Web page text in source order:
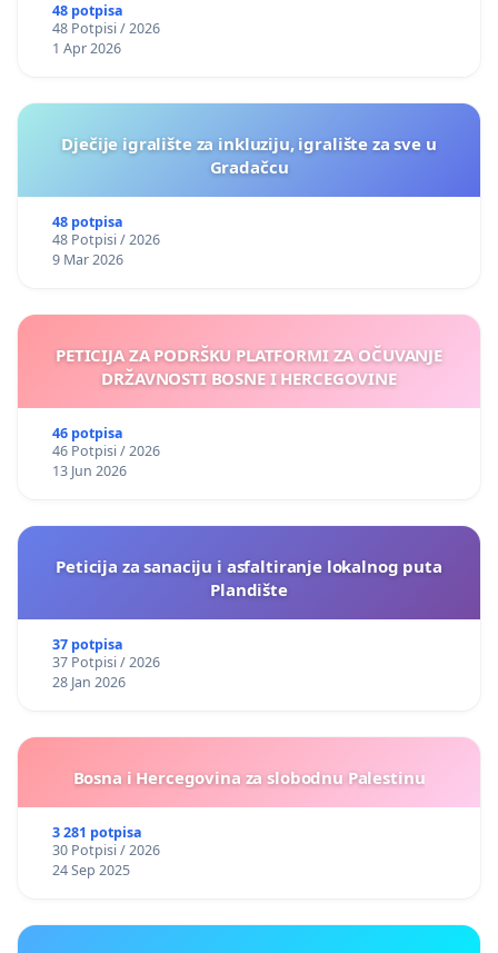
48 potpisa
48 Potpisi / 2026
1 Apr 2026
Dječije igralište za inkluziju, igralište za sve u
Gradačcu
48 potpisa
48 Potpisi / 2026
9 Mar 2026
PETICIJA ZA PODRŠKU PLATFORMI ZA OČUVANJE
DRŽAVNOSTI BOSNE I HERCEGOVINE
46 potpisa
46 Potpisi / 2026
13 Jun 2026
Peticija za sanaciju i asfaltiranje lokalnog puta
Plandište
37 potpisa
37 Potpisi / 2026
28 Jan 2026
Bosna i Hercegovina za slobodnu Palestinu
3 281 potpisa
30 Potpisi / 2026
24 Sep 2025